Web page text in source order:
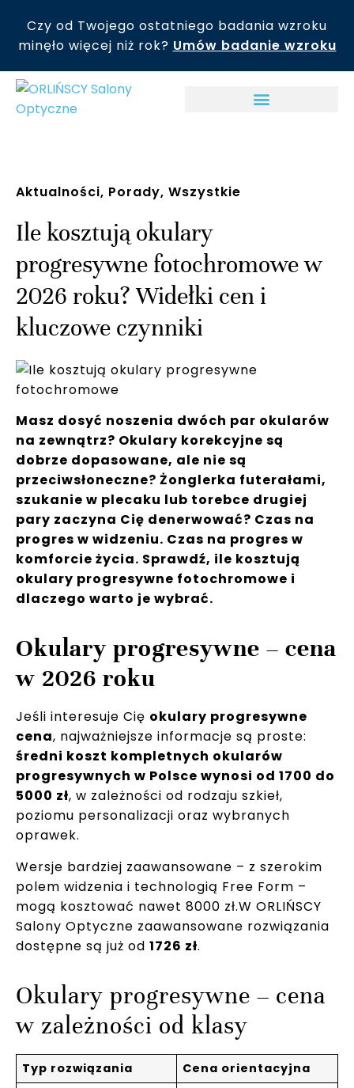
Czy od Twojego ostatniego badania wzroku
minęło więcej niż rok? Umów badanie wzroku
Aktualności, Porady, Wszystkie
Ile kosztują okulary
progresywne fotochromowe w
2026 roku? Widełki cen i
kluczowe czynniki
Masz dosyć noszenia dwóch par okularów
na zewnątrz? Okulary korekcyjne są
dobrze dopasowane, ale nie są
przeciwsłoneczne? Żonglerka futerałami,
szukanie w plecaku lub torebce drugiej
pary zaczyna Cię denerwować? Czas na
progres w widzeniu. Czas na progres w
komforcie życia. Sprawdź, ile kosztują
okulary progresywne fotochromowe i
dlaczego warto je wybrać.
Okulary progresywne – cena
w 2026 roku
Jeśli interesuje Cię okulary progresywne
cena, najważniejsze informacje są proste:
średni koszt kompletnych okularów
progresywnych w Polsce wynosi od 1700 do
5000 zł, w zależności od rodzaju szkieł,
poziomu personalizacji oraz wybranych
oprawek.
Wersje bardziej zaawansowane – z szerokim
polem widzenia i technologią Free Form –
mogą kosztować nawet 8000 zł.W ORLIŃSCY
Salony Optyczne zaawansowane rozwiązania
dostępne są już od 1726 zł.
Okulary progresywne – cena
w zależności od klasy
Typ rozwiązania
Cena orientacyjna